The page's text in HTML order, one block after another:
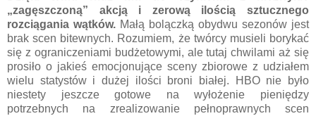
„zagęszczoną” akcją i zerową ilością sztucznego
rozciągania wątków. Małą bolączką obydwu sezonów jest
brak scen bitewnych. Rozumiem, że twórcy musieli borykać
się z ograniczeniami budżetowymi, ale tutaj chwilami aż się
prosiło o jakieś emocjonujące sceny zbiorowe z udziałem
wielu statystów i dużej ilości broni białej. HBO nie było
niestety jeszcze gotowe na wyłożenie pieniędzy
potrzebnych na zrealizowanie pełnoprawnych scen